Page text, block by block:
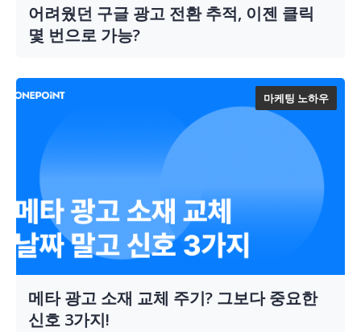
어려웠던 구글 광고 전환 추적, 이젠 클릭
몇 번으로 가능?
마케팅 노하우
메타 광고 소재 교체 주기? 그보다 중요한
신호 3가지!